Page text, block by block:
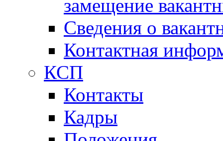
замещение
Сведения о
Контактная
КСП
Контакты
Кадры